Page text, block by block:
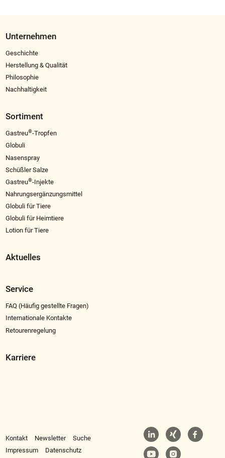
Unternehmen
Geschichte
Herstellung & Qualität
Philosophie
Nachhaltigkeit
Sortiment
Gastreu®-Tropfen
Globuli
Nasenspray
Schüßler Salze
Gastreu®-Injekte
Nahrungsergänzungsmittel
Globuli für Tiere
Globuli für Heimtiere
Lotion für Tiere
Aktuelles
Service
FAQ (Häufig gestellte Fragen)
Internationale Kontakte
Retourenregelung
Karriere
Kontakt Newsletter
Suche
Impressum
Datenschutz